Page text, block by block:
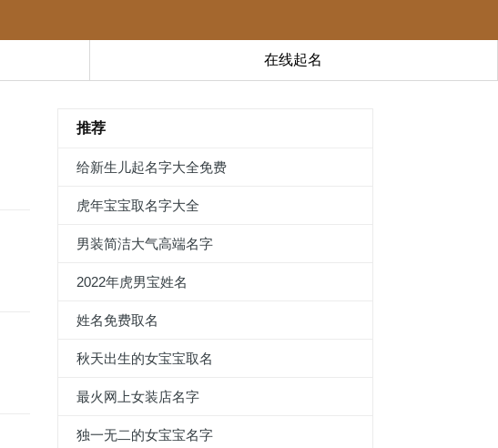
在线起名
推荐
给新生儿起名字大全免费
虎年宝宝取名字大全
男装简洁大气高端名字
2022年虎男宝姓名
姓名免费取名
秋天出生的女宝宝取名
最火网上女装店名字
独一无二的女宝宝名字